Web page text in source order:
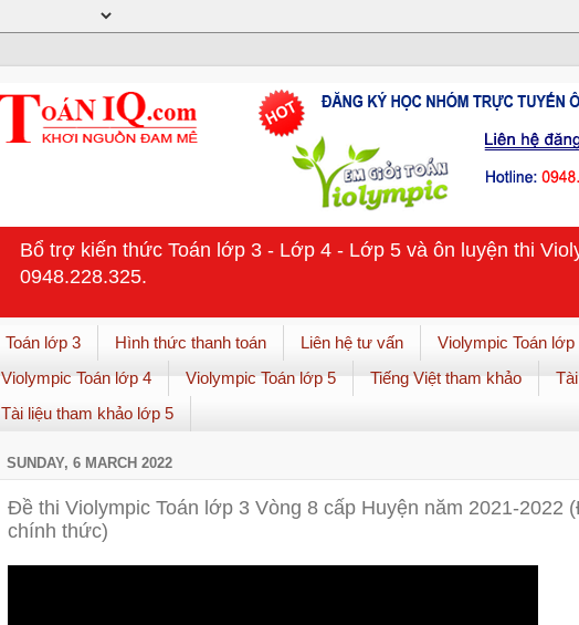
Bổ trợ kiến thức Toán lớp 3 - Lớp 4 - Lớp 5 và ôn luyện thi
0948.228.325.
Toán lớp 3 Hình thức thanh toán Liên hệ tư vấn Violympic Toán lớp
Violympic Toán lớp 4
Violympic Toán lớp 5 Tiếng Việt tham khảo
Tài liệu tham khảo lớp 5
SUNDAY, 6 MARCH 2022
Đề thi Violympic Toán lớp 3 Vòng 8 cấp Huyện năm 2021-2022
chính thức)